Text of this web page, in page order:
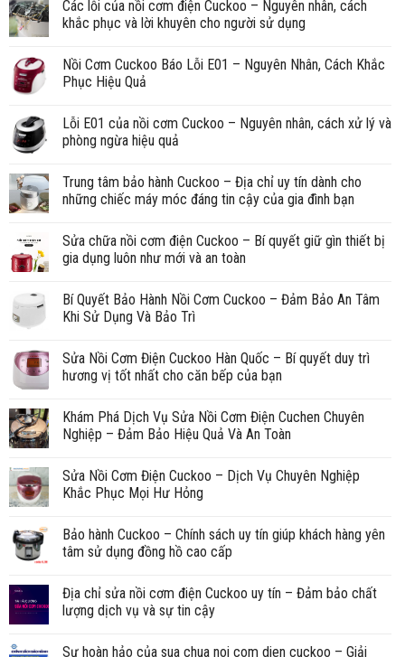
Các lỗi của nồi cơm điện Cuckoo – Nguyên nhân, cách
khắc phục và lời khuyên cho người sử dụng
Nồi Cơm Cuckoo Báo Lỗi E01 – Nguyên Nhân, Cách Khắc
Phục Hiệu Quả
Lỗi E01 của nồi cơm Cuckoo – Nguyên nhân, cách xử lý và
phòng ngừa hiệu quả
Trung tâm bảo hành Cuckoo – Địa chỉ uy tín dành cho
những chiếc máy móc đáng tin cậy của gia đình bạn
Sửa chữa nồi cơm điện Cuckoo – Bí quyết giữ gìn thiết bị
gia dụng luôn như mới và an toàn
Bí Quyết Bảo Hành Nồi Cơm Cuckoo – Đảm Bảo An Tâm
Khi Sử Dụng Và Bảo Trì
Sửa Nồi Cơm Điện Cuckoo Hàn Quốc – Bí quyết duy trì
hương vị tốt nhất cho căn bếp của bạn
Khám Phá Dịch Vụ Sửa Nồi Cơm Điện Cuchen Chuyên
Nghiệp – Đảm Bảo Hiệu Quả Và An Toàn
Sửa Nồi Cơm Điện Cuckoo – Dịch Vụ Chuyên Nghiệp
Khắc Phục Mọi Hư Hỏng
Bảo hành Cuckoo – Chính sách uy tín giúp khách hàng yên
tâm sử dụng đồng hồ cao cấp
Địa chỉ sửa nồi cơm điện Cuckoo uy tín – Đảm bảo chất
lượng dịch vụ và sự tin cậy
Sự hoàn hảo của sua chua noi com dien cuckoo – Giải